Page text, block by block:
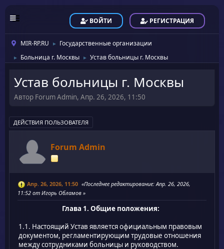
ВОЙТИ РЕГИСТРАЦИЯ
MIR-RP.RU ► Государственные организации
► Больница г. Москвы ► Устав больницы г. Москвы
Устав больницы г. Москвы
Автор Forum Admin, Апр. 26, 2026, 11:50
ДЕЙСТВИЯ ПОЛЬЗОВАТЕЛЯ
Forum Admin
Апр. 26, 2026, 11:50 Последнее редактирование: Апр. 26, 2026,
11:52 от Игорь Обламов
Глава 1. Общие положения:
1.1. Настоящий Устав является официальным правовым
документом, регламентирующим трудовые отношения
между сотрудниками больницы и руководством.